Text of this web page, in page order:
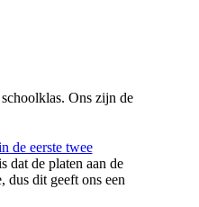
Ons zijn de
de eerste twee
dat de platen aan de
dus dit geeft ons een